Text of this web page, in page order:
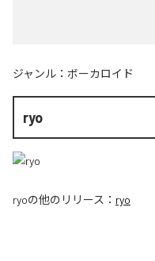
ジャンル： ボーカロイド
ryo
ryoの他のリリース： ryo